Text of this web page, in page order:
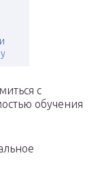
с
обучения